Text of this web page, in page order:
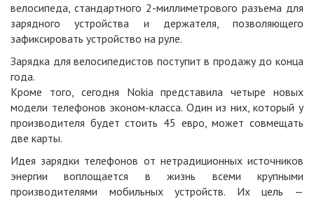
велосипеда, стандартного 2-миллиметрового разъема для
зарядного устройства и держателя, позволяющего
зафиксировать устройство на руле.
Зарядка для велосипедистов поступит в продажу до конца
года.
Кроме того, сегодня Nokia представила четыре новых
модели телефонов эконом-класса. Один из них, который у
производителя будет стоить 45 евро, может совмещать
две карты.
Идея зарядки телефонов от нетрадиционных источников
энергии воплощается в жизнь всеми крупными
производителями мобильных устройств. Их цель —